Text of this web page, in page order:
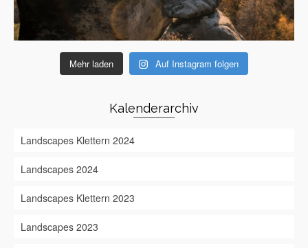
Mehr laden Auf Instagram folgen
Kalenderarchiv
Landscapes Klettern 2024
Landscapes 2024
Landscapes Klettern 2023
Landscapes 2023